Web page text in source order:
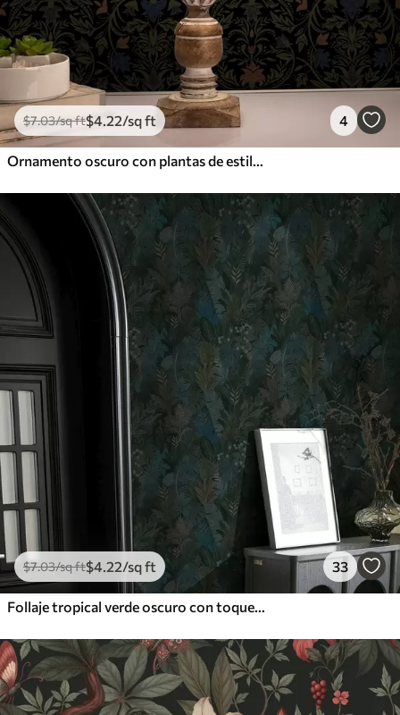
$7.03/sq ft$4.22/sq ft 4
Ornamento oscuro con plantas de estilo clásico
$7.03/sq ft$4.22/sq ft 33
Follaje tropical verde oscuro con toques azules